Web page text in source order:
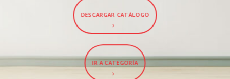
DESCARGAR CATÁLOGO
IR A CATEGORÍA